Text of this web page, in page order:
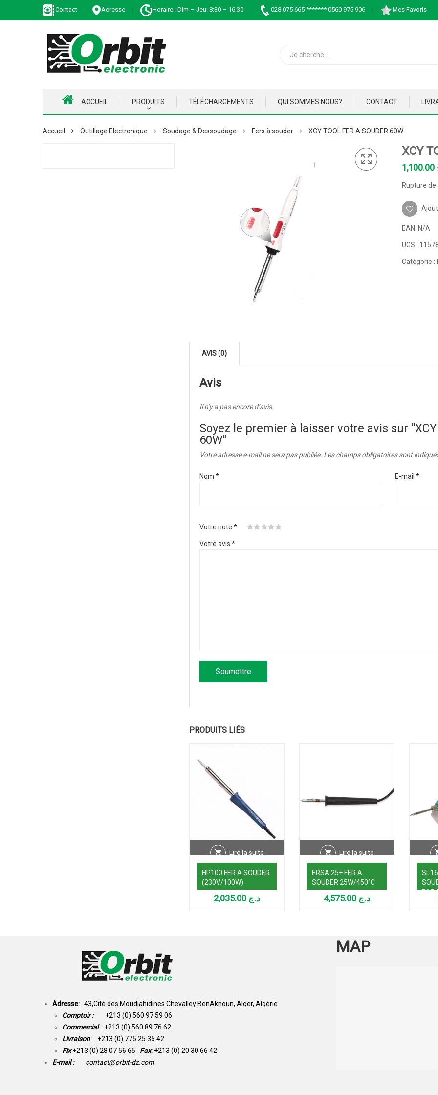
Contact Adresse Horaire : Dim – Jeu: 8:30 – 16:30 028 075 665 ******* 0560 975 906 Mes Favoris
ACCUEIL PRODUITS TÉLÉCHARGEMENTS QUI SOMMES NOUS? CONTACT
Accueil Outillage Electronique Soudage & Dessoudage Fers à souder XCY TOOL FER A SOUDER 60W
XCY
Rupture de
EAN: N/A
UGS : 11578
Catégorie :
AVIS (0)
Avis
Il n’y a pas encore d’avis.
Soyez le premier à laisser votre avis sur “XCY
60W”
Votre adresse e-mail ne sera pas publiée. Les champs obligatoires sont
Nom * E-mail *
Votre note *
Votre avis *
PRODUITS LIÉS
Lire la suite
HP100 FER A SOUDER
(230V/100W)
د.ج
Lire la suite
ERSA 25+ FER A
SOUDER 25W/450°C
د.ج
SI-
PAR
Adresse: 43,Cité des Moudjahidines Chevalley BenAknoun, Alger, Algérie
Comptoir : +213 (0) 560 97 59 06
Commercial : +213 (0) 560 89 76 62
Livraison: +213 (0) 775 25 35 42
Fix +213 (0) 28 07 56 65 Fax: +213 (0) 20 30 66 42
E-mail :
contact@orbit-dz.com
MAP